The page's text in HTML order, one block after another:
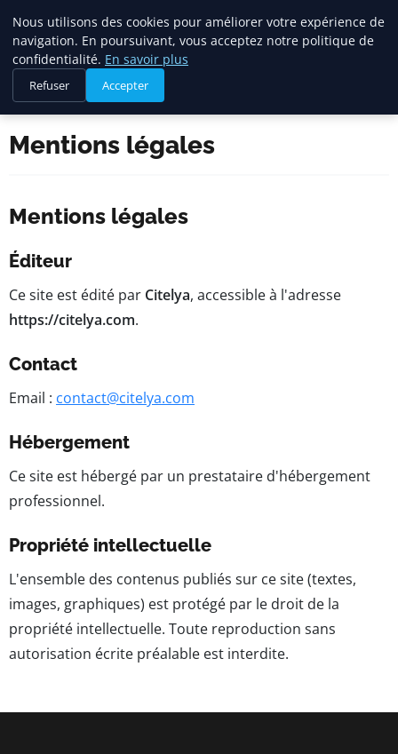
Citelya
Accueil Mentions légales
Mentions légales
Mentions légales
Éditeur
Ce site est édité par Citelya, accessible à l'adresse
https://citelya.com.
Contact
Email : contact@citelya.com
Hébergement
Ce site est hébergé par un prestataire d'hébergement
professionnel.
Propriété intellectuelle
L'ensemble des contenus publiés sur ce site (textes,
images, graphiques) est protégé par le droit de la
propriété intellectuelle. Toute reproduction sans
autorisation écrite préalable est interdite.
Nous utilisons des cookies pour améliorer votre expérience de
navigation. En poursuivant, vous acceptez notre politique de
confidentialité. En savoir plus
Refuser Accepter